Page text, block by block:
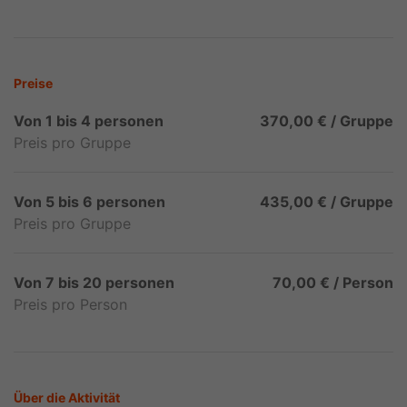
Preise
Von 1 bis 4 personen
Preis pro Gruppe
370,00 € / Gruppe
Von 5 bis 6 personen
Preis pro Gruppe
435,00 € / Gruppe
Von 7 bis 20 personen
Preis pro Person
70,00 € / Person
Über die Aktivität